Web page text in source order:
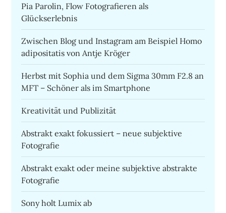
Pia Parolin, Flow Fotografieren als
Glückserlebnis
Zwischen Blog und Instagram am Beispiel Homo
adipositatis von Antje Kröger
Herbst mit Sophia und dem Sigma 30mm F2.8 an
MFT – Schöner als im Smartphone
Kreativität und Publizität
Abstrakt exakt fokussiert – neue subjektive
Fotografie
Abstrakt exakt oder meine subjektive abstrakte
Fotografie
Sony holt Lumix ab